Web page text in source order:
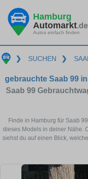
Hamburg
Automarkt.de
Autos einfach finden
❯ SUCHEN ❯
gebrauchte Saab 99
Saab 99
Finde in Hamburg für Saab
dieses Models in deiner Nähe.
siehst du auf einen Blick,